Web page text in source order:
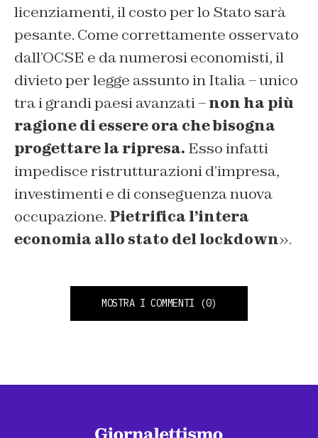
licenziamenti, il costo per lo Stato sarà
pesante. Come correttamente osservato
dall’OCSE e da numerosi economisti, il
divieto per legge assunto in Italia – unico
tra i grandi paesi avanzati –non ha più
ragione di essere ora che bisogna
progettare la ripresa. Esso infatti
impedisce ristrutturazioni d’impresa,
investimenti e di conseguenza nuova
occupazione. Pietrifica l’intera
economia allo stato del lockdown».
MOSTRA I COMMENTI (0)